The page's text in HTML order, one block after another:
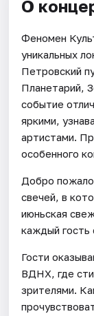
О
Феномен
уникальных
Петровский
Планетарий,
событие
яркими,
артистами.
особенного
Добро
свечей, в
июньская
каждый гость
Гости
ВДНХ, где
зрителями.